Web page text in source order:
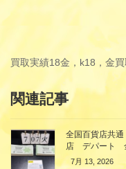
買取実績18金，k18，金
関連記事
全国百貨店共
店 デパート
7月 13, 2026